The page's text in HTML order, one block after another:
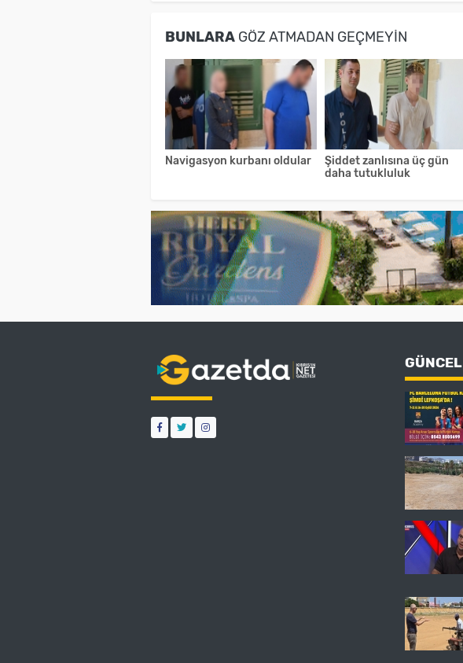
BUNLARAGÖZ ATMADAN GEÇMEYIN
Navigasyon kurbanı oldular
Şiddet zanlısına üç gün
daha tutukluluk
GÜNCEL